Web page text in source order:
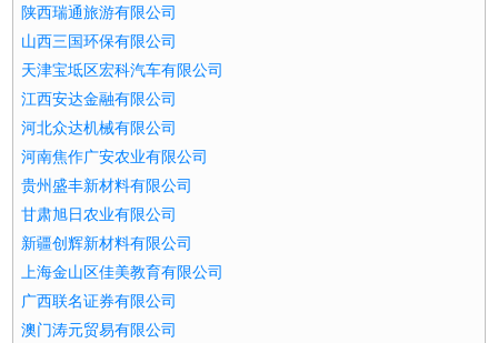
陕西瑞通旅游有限公司
山西三国环保有限公司
天津宝坻区宏科汽车有限公司
江西安达金融有限公司
河北众达机械有限公司
河南焦作广安农业有限公司
贵州盛丰新材料有限公司
甘肃旭日农业有限公司
新疆创辉新材料有限公司
上海金山区佳美教育有限公司
广西联名证券有限公司
澳门涛元贸易有限公司